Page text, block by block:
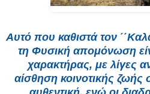
Αυτό που καθιστά τον
τη Φυσική απομόνωση
χαρακτήρας, με λίγες
αίσθηση κοινοτικής ζωής